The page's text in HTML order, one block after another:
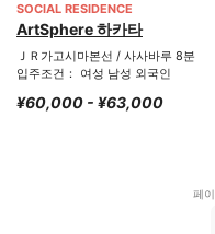
SOCIAL RESIDENCE
ArtSphere 하카타
ＪＲ가고시마본선 / 사사바루 8분
입주조건： 여성 남성 외국인
¥60,000 - ¥63,000